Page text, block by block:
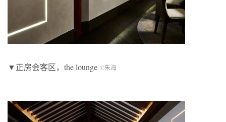
▼正房会客区，the lounge ©朱海